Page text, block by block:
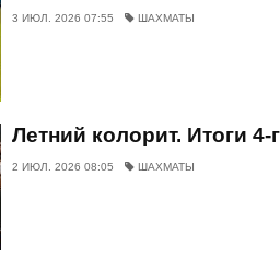
3 ИЮЛ. 2026 07:55 ШАХМАТЫ
Летний колорит. Итоги 4-
2 ИЮЛ. 2026 08:05 ШАХМАТЫ